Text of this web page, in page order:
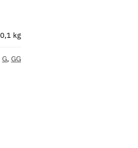
0,1 kg
G, GG